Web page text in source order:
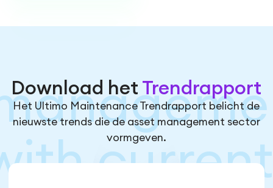
Download het Trendrapport
Het Ultimo Maintenance Trendrapport belicht de
nieuwste trends die de asset management sector
vormgeven.